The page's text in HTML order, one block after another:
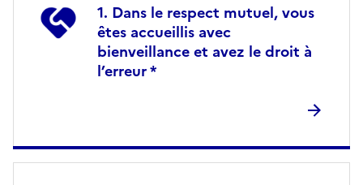
Dans le respect mutuel, vous
êtes accueillis avec
bienveillance et avez le droit à
l’erreur *